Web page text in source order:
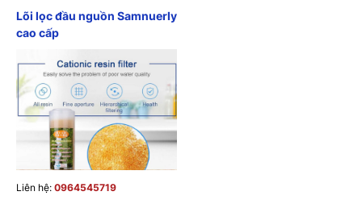
Lõi lọc đầu nguồn Samnuerly
cao cấp
Liên hệ: 0964545719